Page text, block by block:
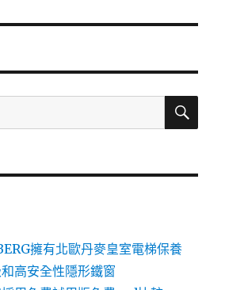
搜
擁有北歐丹麥皇室電梯保養
高安全性隱形鐵窗